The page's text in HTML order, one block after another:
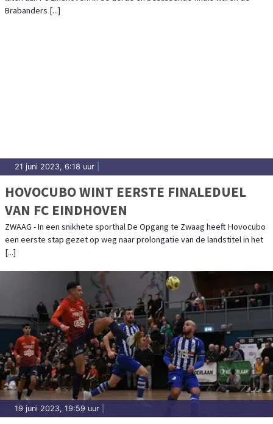
Brabanders [...]
21 juni 2023, 6:18 uur
HOVOCUBO WINT EERSTE FINALEDUEL
VAN FC EINDHOVEN
ZWAAG - In een snikhete sporthal De Opgang te Zwaag heeft Hovocubo
een eerste stap gezet op weg naar prolongatie van de landstitel in het
[...]
19 juni 2023, 19:59 uur